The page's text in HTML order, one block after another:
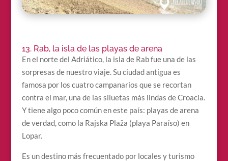
13. Rab, la isla de las playas de arena
En el norte del Adriático, la isla de Rab fue una de las
sorpresas de nuestro viaje. Su ciudad antigua es
famosa por los cuatro campanarios que se recortan
contra el mar, una de las siluetas más lindas de Croacia.
Y tiene algo poco común en este país: playas de arena
de verdad, como la Rajska Plaža (playa Paraíso) en
Lopar.
Es un destino más frecuentado por locales y turismo